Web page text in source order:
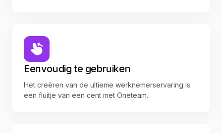
Eenvoudig te gebruiken
Het creëren van de ultieme werknemerservaring is
een fluitje van een cent met Oneteam.